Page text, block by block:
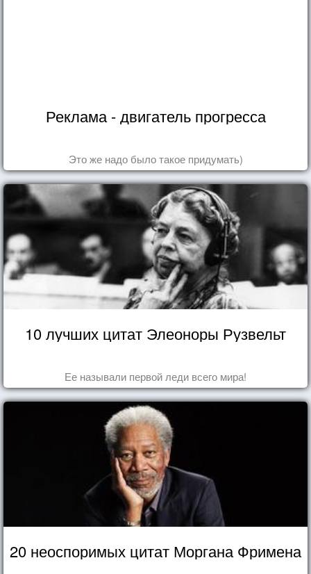
Реклама - двигатель прогресса
Это же надо было такое придумать)
10 лучших цитат Элеоноры Рузвельт
Ее называли первой леди всего мира!
20 неоспоримых цитат Моргана Фримена